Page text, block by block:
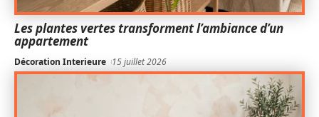
Les plantes vertes transforment l’ambiance d’un
appartement
Décoration Interieure 15 juillet 2026